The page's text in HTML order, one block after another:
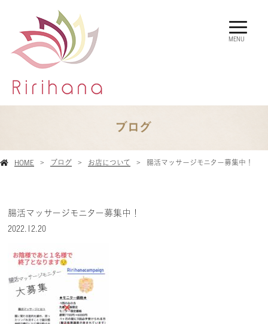
MENU
ブログ
HOME ブログ お店について 腸活マッサージモニター募集中！
腸活マッサージモニター募集中！
2022.12.20